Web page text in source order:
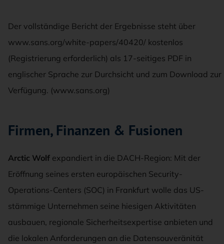
Der vollständige Bericht der Ergebnisse steht über
www.sans.org/white-papers/40420/ kostenlos
(Registrierung erforderlich) als 17-seitiges PDF in
englischer Sprache zur Durchsicht und zum Download zur
Verfügung. (www.sans.org)
Firmen, Finanzen & Fusionen
Arctic Wolf expandiert in die DACH-Region: Mit der
Eröffnung seines ersten europäischen Security-
Operations-Centers (SOC) in Frankfurt wolle das US-
stämmige Unternehmen seine hiesigen Aktivitäten
ausbauen, regionale Sicherheitsexpertise anbieten und
die lokalen Anforderungen an die Datensouveränität